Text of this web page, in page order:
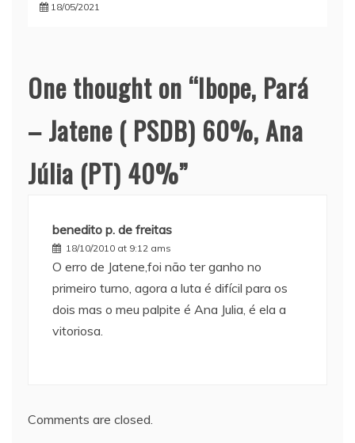
18/05/2021
One thought on “Ibope, Pará
– Jatene ( PSDB) 60%, Ana
Júlia (PT) 40%”
benedito p. de freitas
18/10/2010 at 9:12 ams
O erro de Jatene,foi não ter ganho no
primeiro turno, agora a luta é difícil para os
dois mas o meu palpite é Ana Julia, é ela a
vitoriosa.
Comments are closed.